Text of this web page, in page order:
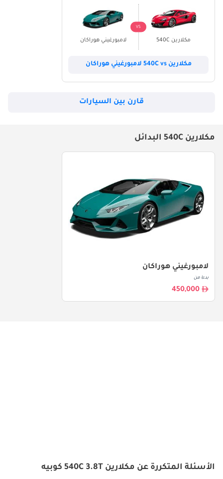
مكلارين 540C
VS
لامبورغيني هوراكان
مكلارين 540C vs لامبورغيني هوراكان
قارن بين السيارات
مكلارين 540C البدائل
لامبورغيني هوراكان
بدءا من
450,000
الأسئلة المتكررة عن مكلارين 540C 3.8T كوبيه